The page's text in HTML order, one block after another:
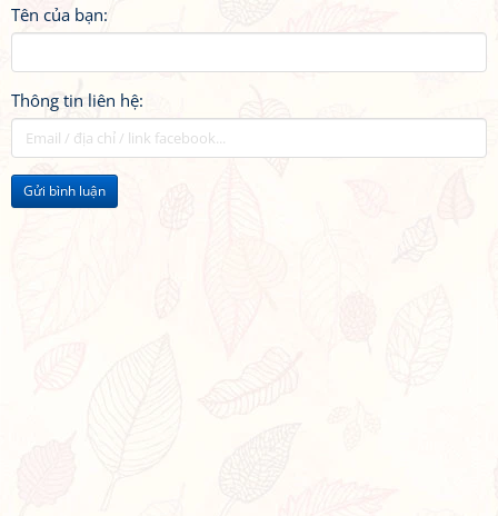
Tên của bạn:
Thông tin liên hệ:
Gửi bình luận